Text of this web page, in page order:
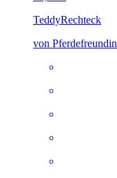
TeddyRechteck
von Pferdefreundin